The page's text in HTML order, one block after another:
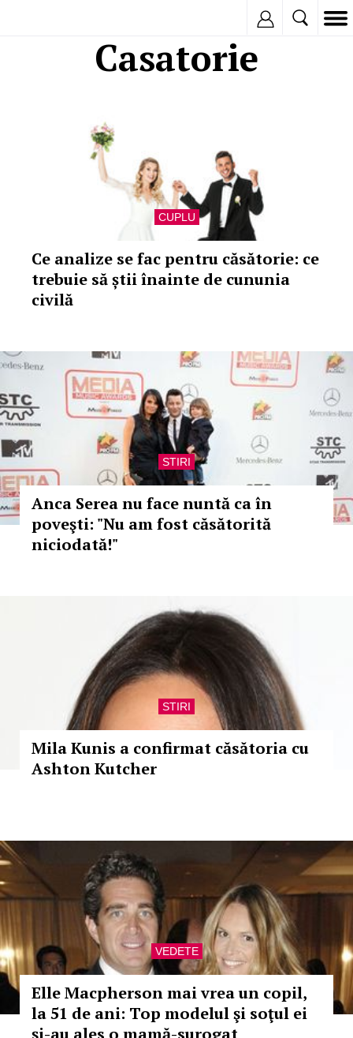
Casatorie
CUPLU
Ce analize se fac pentru căsătorie: ce
trebuie să știi înainte de cununia
civilă
STIRI
Anca Serea nu face nuntă ca în
poveşti: "Nu am fost căsătorită
niciodată!"
STIRI
Mila Kunis a confirmat căsătoria cu
Ashton Kutcher
VEDETE
Elle Macpherson mai vrea un copil,
la 51 de ani: Top modelul şi soţul ei
şi-au ales o mamă-surogat